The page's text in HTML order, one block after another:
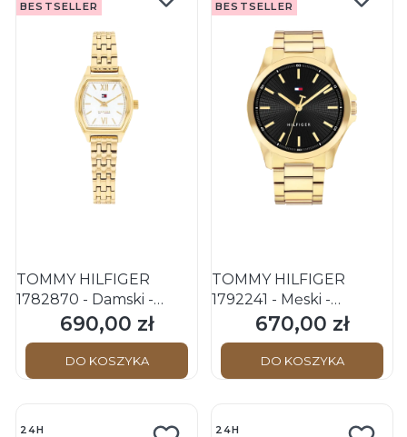
BESTSELLER
TOMMY HILFIGER
1782870 - Damski -
Zegarek na bransolecie
Cena
690,00 zł
DO KOSZYKA
BESTSELLER
TOMMY HILFIGER
1792241 - Męski -
Zegarek na bransolecie
Cena
670,00 zł
DO KOSZYKA
24H
24H